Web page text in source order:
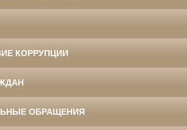
КОРРУПЦИИ
ОБРАЩЕНИЯ